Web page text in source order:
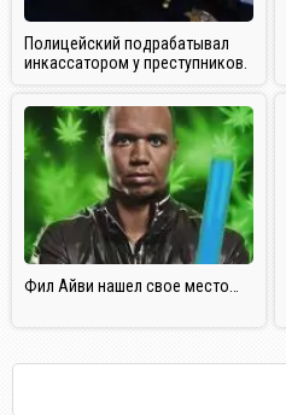
Полицейский подрабатывал
инкассатором у преступников.
Фил Айви нашел свое место…